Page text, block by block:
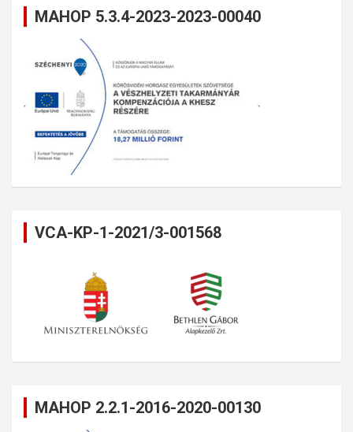
MAHOP 5.3.4-2023-2023-00040
VCA-KP-1-2021/3-001568
MAHOP 2.2.1-2016-2020-00130